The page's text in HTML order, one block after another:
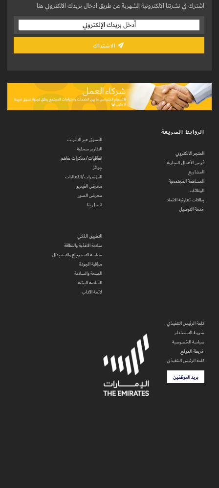
اشترك في نشرتنا الالكترونية الشهرية عن طريق ادخال بريدك الالكتروني هنا
الروابط السريعة
المتجر الالكتروني
فرص الأعمال التجارية
المشاريع
المساهمة المجتمعية
الوظائف
بطاقات تعاونية الاتحاد
خدمة التوصيل
التسوق عبر الانترنت
التقارير صحفية
اتفاقيات/مذكرات تفاهم
جوائز
المؤتمرات/الفعاليات
معرض الفيديو
معرض الصور
اتصل بنا
التطبيق الذكي
سلامة الاغذية والنظافة
سياسة الاسترجاع والاستبدال
مراقبة الجودة
الصحة والسلامة
السلامة البيئية
لائحة الآداب
كلمة الرئيس التنفيذي
شروط الاستخدام
سياسة الخصوصية
خريطة الموقع
كلمة الرئيس التنفيذي
بريد الموظفين